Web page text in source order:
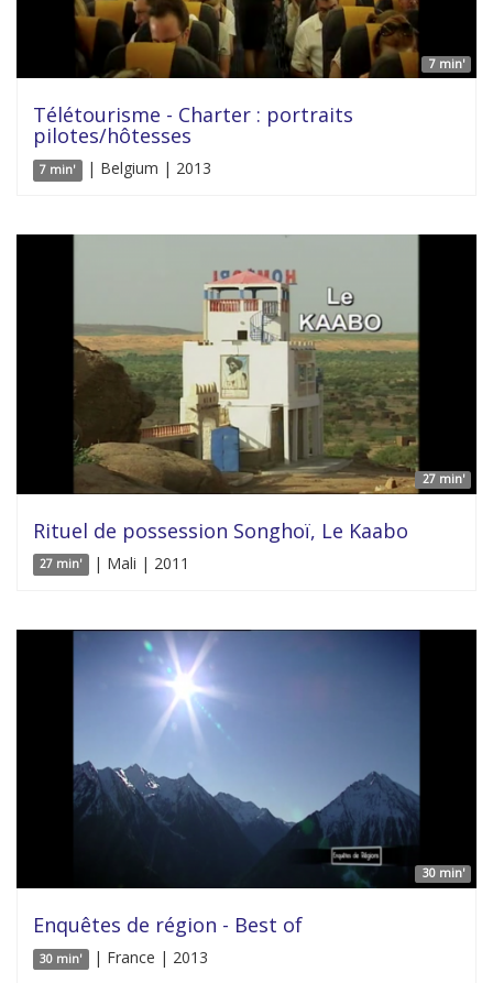
7 min'
Télétourisme - Charter : portraits
pilotes/hôtesses
7 min' | Belgium | 2013
27 min'
Rituel de possession Songhoï, Le Kaabo
27 min' | Mali | 2011
30 min'
Enquêtes de région - Best of
30 min' | France | 2013